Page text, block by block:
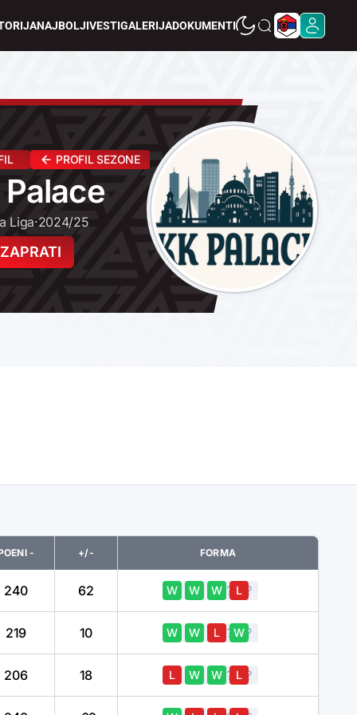
NAJBOLJIVESTIGALERIJADOKUMENTI
PROFIL SEZONE
Palace
Liga·2024/25
ZAPRATI
- +/- FORMA
240 62 ? ? ? ? ?
W W W L
219 10 ? ? ? ?
W W L W
206 18 ? ? ? ? ?
L W W L